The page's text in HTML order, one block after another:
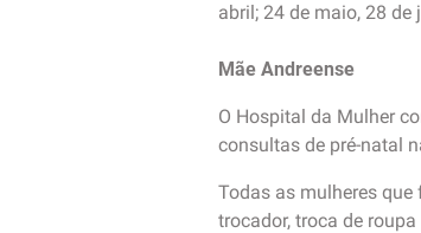
abril; 24 de maio, 28 de
Mãe Andreense
O Hospital da Mulher
consultas de pré-natal
Todas as mulheres
trocador, troca de